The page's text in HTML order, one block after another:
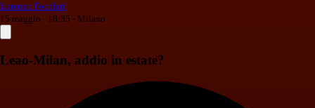
Lorenzo Focolari
15 maggio - 18:35 - Milano
Leao-Milan, addio in estate?